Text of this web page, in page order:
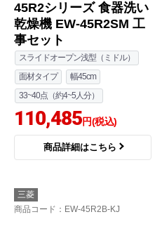
45R2シリーズ 食器洗い
乾燥機 EW-45R2SM 工
事セット
スライドオープン浅型（ミドル）
面材タイプ
幅45cm
33~40点（約4~5人分）
110,485円(税込)
商品詳細はこちら
三菱
商品コード ：EW-45R2B-KJ